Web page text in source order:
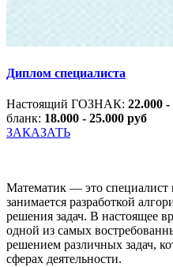
Диплом специалиста
Настоящий ГОЗНАК: 22.000
бланк: 18.000 - 25.000 руб
ЗАКАЗАТЬ
Математик — это специалист
занимается разработкой
решения задач. В настоящее
одной из самых
решением различных задач,
сферах деятельности.